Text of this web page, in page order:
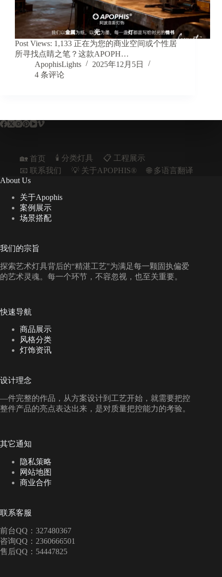
Post Views: 1,133 正在为您的商业空间或个性居
所寻找点睛之笔？这款APOPH…
ApophisLights
2025年12月5日
4 条评论
🏡 首页 🕯️ 分类灯具
📋︎ 工程展示
📧 联系我们
💡 关于APOPHIS®
🌐 多语言翻译
About Us
关于Apophis
案例展示
场景搭配
我们的宗旨
探索艺术灯具背后的“精湛工艺"为满足每一颗固执偏爱
的艺术灵魂。每一个环节，不容忽视，也至关重要。
快速导航
商品展示
风格分类
灯饰资讯
设计理念
—件完整的作品，从方案设计到工艺开始，就需要把控
整件产品的亮点表达出来，是对质量把控能力的考验。
其它通知
隐私策略
网站地图
商业合作
联系客服
前台QQ：327480367
咨询QQ：2360666501
售后QQ：54447825